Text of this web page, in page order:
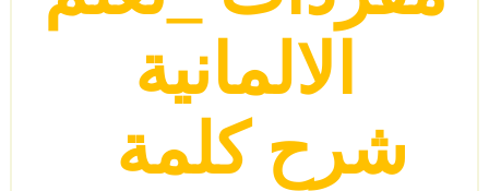
الالمانية
شرح كلمة